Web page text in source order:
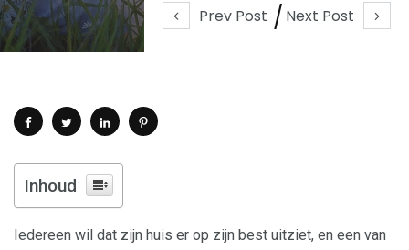
Prev Post Next Post
Inhoud
Iedereen wil dat zijn huis er op zijn best uitziet, en een van